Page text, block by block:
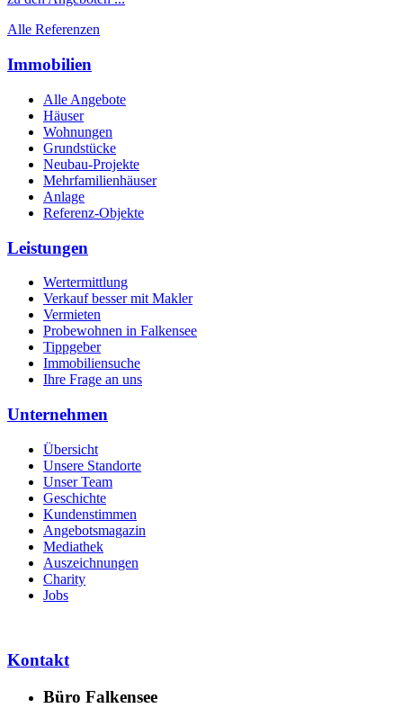
Alle Referenzen
Immobilien
Alle Angebote
Häuser
Wohnungen
Grundstücke
Neubau-Projekte
Mehrfamilienhäuser
Anlage
Referenz-Objekte
Leistungen
Wertermittlung
Verkauf besser mit Makler
Vermieten
Probewohnen in Falkensee
Tippgeber
Immobiliensuche
Ihre Frage an uns
Unternehmen
Übersicht
Unsere Standorte
Unser Team
Geschichte
Kundenstimmen
Angebotsmagazin
Mediathek
Auszeichnungen
Charity
Jobs
Kontakt
Büro Falkensee